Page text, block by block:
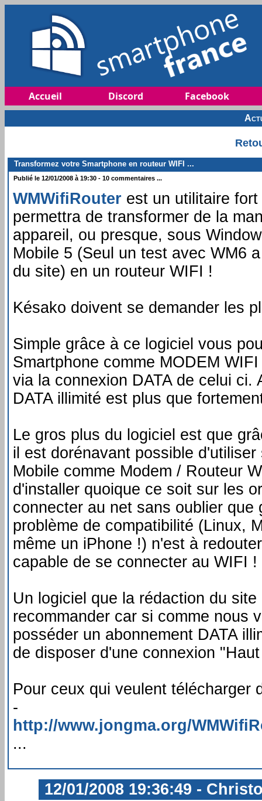
Accueil Discord Facebook
Transformez votre Smartphone en routeur WIFI ...
Publié le 12/01/2008 à 19:30 - 10 commentaires ...
WMWifiRouter est un utilitaire
permettra de transformer de la
appareil, ou presque, sous
Mobile 5 (Seul un test avec WM6
du site) en un routeur WIFI !
Késako doivent se demander les
Simple grâce à ce logiciel vous
Smartphone comme MODEM
via la connexion DATA de celui ci.
DATA illimité est plus que
Le gros plus du logiciel est que
il est dorénavant possible
Mobile comme Modem / Routeur
d'installer quoique ce soit sur les
connecter au net sans oublier que
problème de compatibilité (Linux,
même un iPhone !) n'est à
capable de se connecter au WIFI !
Un logiciel que la rédaction du
recommander car si comme nous
posséder un abonnement DATA
de disposer d'une connexion
Pour ceux qui veulent télécharger
-
http://www.jongma.org/
...
12/01/2008 19:36:49 -